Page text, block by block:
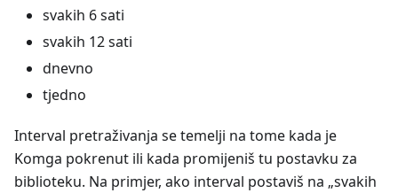
svakih 6 sati
svakih 12 sati
dnevno
tjedno
Interval pretraživanja se temelji na tome kada je
Komga pokrenut ili kada promijeniš tu postavku za
biblioteku. Na primjer, ako interval postaviš na „svakih